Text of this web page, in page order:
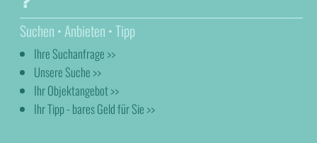
Suchen • Anbieten • Tipp
Ihre Suchanfrage >>
Unsere Suche >>
Ihr Objektangebot >>
Ihr Tipp - bares Geld für Sie >>